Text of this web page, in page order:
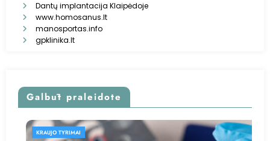
Dantų implantacija Klaipėdoje
www.homosanus.lt
manosportas.info
gpklinika.lt
Galbūt praleidote
KRAUJO TYRIMAI